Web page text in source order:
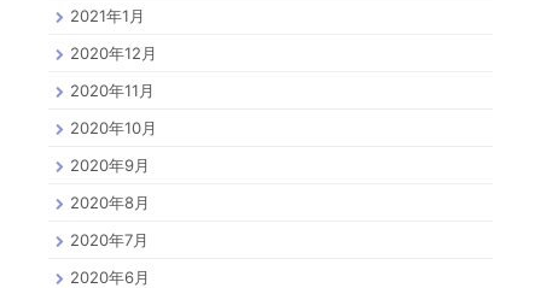
2021年1月
2020年12月
2020年11月
2020年10月
2020年9月
2020年8月
2020年7月
2020年6月